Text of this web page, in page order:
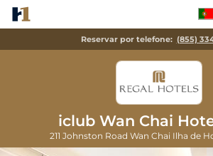
Reservar por telefone: (855)
iclub Wan Chai
211 Johnston Road Wan Chai Ilha de